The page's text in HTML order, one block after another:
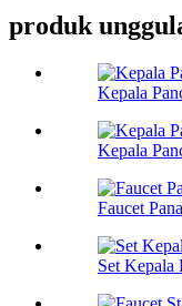
produk
Kepala
Kepala
Faucet
Set Kepala